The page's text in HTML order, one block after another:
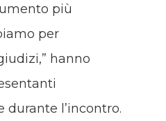
più
per
hanno
durante l’incontro.